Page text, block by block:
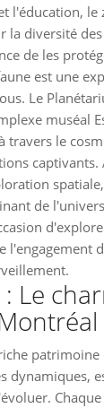
l'éducation, le
la diversité
de les
est une
Le
muséal
travers le
captivants.
de
l'engagement
Le
patrimoine
dynamiques,